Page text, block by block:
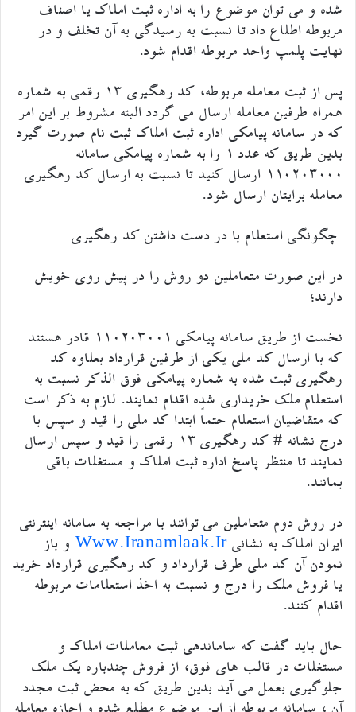
شده و می توان موضوع را به اداره ثبت املاک یا اصناف
مربوطه اطلاع داد تا نسبت به رسیدگی به آن تخلف و در
نهایت پلمپ واحد مربوطه اقدام شود.
پس از ثبت معامله مربوطه، کد رهگیری ۱۳ رقمی به شماره
همراه طرفین معامله ارسال می گردد البته مشروط بر این امر
که در سامانه پیامکی اداره ثبت املاک ثبت نام صورت گیرد
بدین طریق که عدد ۱ را به شماره پیامکی سامانه
۱۱۰۲۰۳۰۰۰ ارسال کنید تا نسبت به ارسال کد رهگیری
معامله برایتان ارسال شود.
چگونگی استعلام با در دست داشتن کد رهگیری
در این صورت متعاملین دو روش را در پیش روی خویش
دارند؛
نخست از طریق سامانه پیامکی ۱۱۰۲۰۳۰۰۱ قادر هستند
که با ارسال کد ملی یکی از طرفین قرارداد بعلاوه کد
رهگیری ثبت شده به شماره پیامکی فوق الذکر نسبت به
استعلام ملک خریداری شده اقدام نمایند. لازم به ذکر است
که متقاضیان استعلام حتماً ابتدا کد ملی را قید و سپس با
درج نشانه # کد رهگیری ۱۳ رقمی را قید و سپس ارسال
نمایند تا منتظر پاسخ اداره ثبت املاک و مستغلات باقی
بمانند.
در روش دوم متعاملین می توانند با مراجعه به سامانه اینترنتی
ایران املاک به نشانی Www.iranamlaak.ir و باز
نمودن آن کد ملی طرف قرارداد و کد رهگیری قرارداد خرید
یا فروش ملک را درج و نسبت به اخذ استعلامات مربوطه
اقدام کنند.
حال باید گفت که ساماندهی ثبت معاملات املاک و
مستغلات در قالب های فوق، از فروش چندباره یک ملک
جلوگیری بعمل می آید بدین طریق که به محض ثبت مجدد